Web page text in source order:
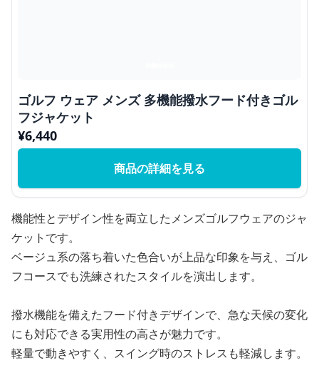
ゴルフ ウェア メンズ 多機能撥水フード付きゴル
フジャケット
¥6,440
商品の詳細を見る
機能性とデザイン性を両立したメンズゴルフウェアのジャ
ケットです。
ベージュ系の落ち着いた色合いが上品な印象を与え、ゴル
フコースでも洗練されたスタイルを演出します。
撥水機能を備えたフード付きデザインで、急な天候の変化
にも対応できる実用性の高さが魅力です。
軽量で動きやすく、スイング時のストレスも軽減します。